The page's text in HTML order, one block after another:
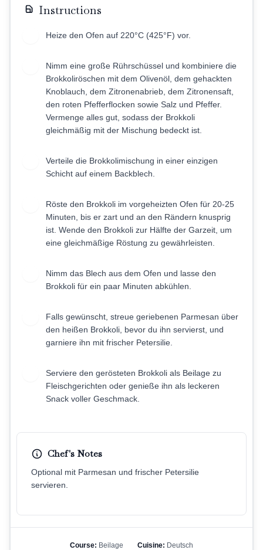
Instructions
Heize den Ofen auf 220°C (425°F) vor.
Nimm eine große Rührschüssel und kombiniere die
Brokkoliröschen mit dem Olivenöl, dem gehackten
Knoblauch, dem Zitronenabrieb, dem Zitronensaft,
den roten Pfefferflocken sowie Salz und Pfeffer.
Vermenge alles gut, sodass der Brokkoli
gleichmäßig mit der Mischung bedeckt ist.
Verteile die Brokkolimischung in einer einzigen
Schicht auf einem Backblech.
Röste den Brokkoli im vorgeheizten Ofen für 20-25
Minuten, bis er zart und an den Rändern knusprig
ist. Wende den Brokkoli zur Hälfte der Garzeit, um
eine gleichmäßige Röstung zu gewährleisten.
Nimm das Blech aus dem Ofen und lasse den
Brokkoli für ein paar Minuten abkühlen.
Falls gewünscht, streue geriebenen Parmesan über
den heißen Brokkoli, bevor du ihn servierst, und
garniere ihn mit frischer Petersilie.
Serviere den gerösteten Brokkoli als Beilage zu
Fleischgerichten oder genieße ihn als leckeren
Snack voller Geschmack.
Chef's Notes
Optional mit Parmesan und frischer Petersilie
servieren.
Course: Beilage Cuisine: Deutsch